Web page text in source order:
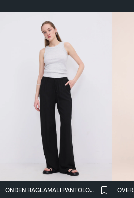
ÖNDEN BAĞLAMALI PANTOLON PN16791-W12